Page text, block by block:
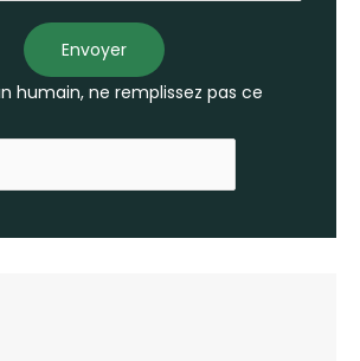
Envoyer
humain, ne remplissez pas ce